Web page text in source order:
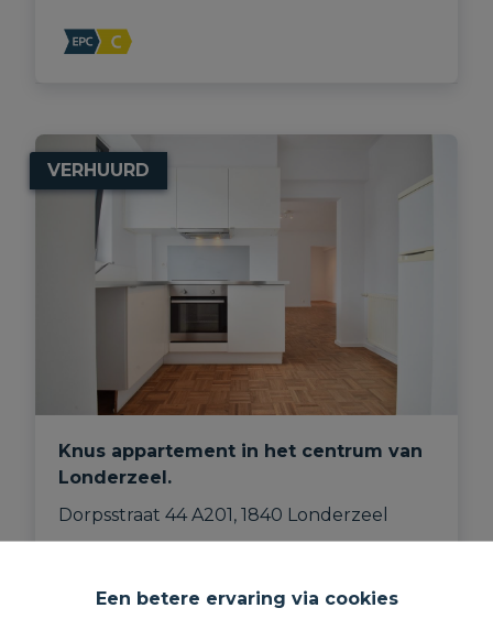
Een betere ervaring via cookies
VERHUURD
Knus appartement in het centrum van
Londerzeel.
Dorpsstraat 44 A201, 1840 Londerzeel